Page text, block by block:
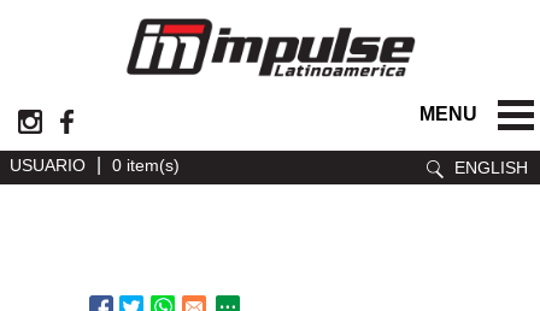
MENU
ENGLISH
USUARIO 0 item(s)